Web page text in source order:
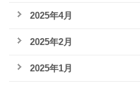
2025年4月
2025年2月
2025年1月